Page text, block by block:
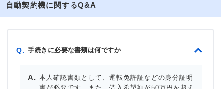
自動契約機に関するQ&A
Q. 手続きに必要な書類は何ですか
本人確認書類として、運転免許証などの身分証明
書が必要です。また、借入希望額が50万円を超え